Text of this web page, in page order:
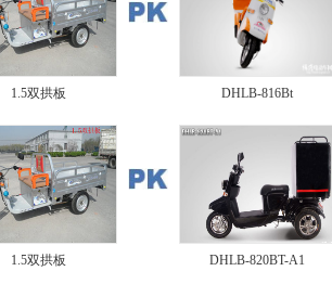
1.5双拱板 DHLB-816Bt
1.5双拱板 DHLB-820BT-A1